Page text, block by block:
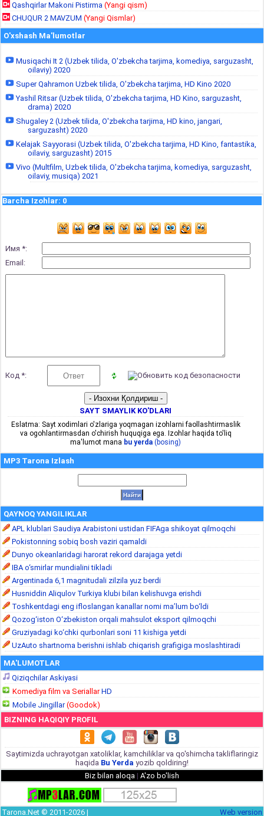
Qashqirlar Makoni Pistirma (Yangi qism)
CHUQUR 2 MAVZUM (Yangi Qismlar)
O'xshash Ma'lumotlar
Musiqachi It 2 (Uzbek tilida, O'zbekcha tarjima, komediya, sarguzasht,
oilaviy) 2020
Super Qahramon Uzbek tilida, O'zbekcha tarjima, HD Kino 2020
Yashil Ritsar (Uzbek tilida, O'zbekcha tarjima, HD Kino, sarguzasht,
drama) 2020
Shugaley 2 (Uzbek tilida, O'zbekcha tarjima, HD kino, jangari,
sarguzasht) 2020
Kelajak Sayyorasi (Uzbek tilida, O'zbekcha tarjima, HD Kino, fantastika,
oilaviy, sarguzasht) 2015
Vivo (Multfilm, Uzbek tilida, O'zbekcha tarjima, komediya, sarguzasht,
oilaviy, musiqa) 2021
Barcha Izohlar: 0
Имя *:
Email:
Код *:
SAYT SMAYLIK KO'DLARI
Eslatma: Sayt xodimlari o'zlariga yoqmagan izohlarni faollashtirmaslik
va ogohlantirmasdan o'chirish huquqiga ega. Izohlar haqida to'liq
ma'lumot mana bu yerda (bosing)
MP3 Tarona Izlash
QAYNOQ YANGILIKLAR
APL klublari Saudiya Arabistoni ustidan FIFAga shikoyat qilmoqchi
Pokistonning sobiq bosh vaziri qamaldi
Dunyo okeanlaridagi harorat rekord darajaga yetdi
IBA o‘smirlar mundialini tikladi
Argentinada 6,1 magnitudali zilzila yuz berdi
Husniddin Aliqulov Turkiya klubi bilan kelishuvga erishdi
Toshkentdagi eng ifloslangan kanallar nomi ma’lum bo‘ldi
Qozog‘iston O‘zbekiston orqali mahsulot eksport qilmoqchi
Gruziyadagi ko‘chki qurbonlari soni 11 kishiga yetdi
UzAuto shartnoma berishni ishlab chiqarish grafigiga moslashtiradi
MA'LUMOTLAR
Qiziqchilar Askiyasi
Komediya film va SeriallarHD
Mobile Jingillar(Goodok)
BIZNING HAQIQIY PROFIL
Saytimizda uchrayotgan xatoliklar, kamchiliklar va qo'shimcha takliflaringiz
haqida Bu Yerda yozib qoldiring!
Biz bilan aloqa | A'zo bo'lish
Tarona.Net © 2011-2026 | Web version